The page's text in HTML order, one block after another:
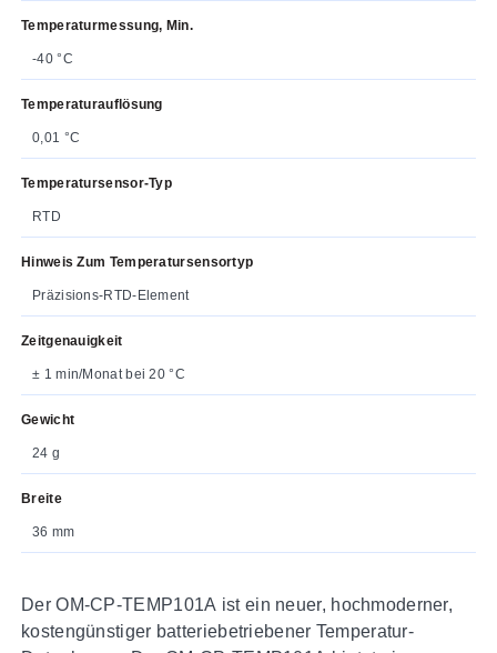
Temperaturmessung, Min.
-40 °C
Temperaturauflösung
0,01 °C
Temperatursensor-Typ
RTD
Hinweis Zum Temperatursensortyp
Präzisions-RTD-Element
Zeitgenauigkeit
± 1 min/Monat bei 20 °C
Gewicht
24 g
Breite
36 mm
Der OM-CP-TEMP101A ist ein neuer, hochmoderner,
kostengünstiger batteriebetriebener Temperatur-